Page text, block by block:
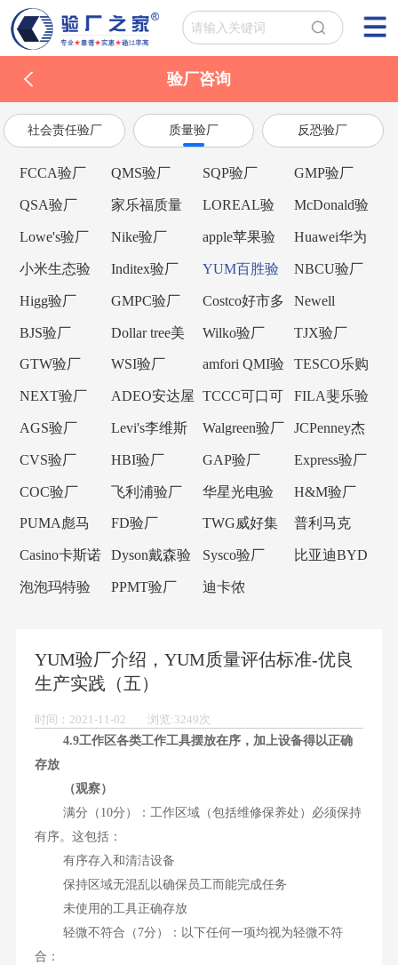
验厂咨询
社会责任验厂 质量验厂 反恐验厂
FCCA验厂 QMS验厂 SQP验厂 GMP验厂
QSA验厂
家乐福质量
验厂
LOREAL验
厂
McDonald验
厂
Lowe's验厂 Nike验厂
apple苹果验
厂
Huawei华为
验厂
小米生态验
厂
Inditex验厂
YUM百胜验
厂
NBCU验厂
Higg验厂 GMPC验厂
Costco好市多
验厂
Newell
Brands纽威验
厂
BJS验厂
Dollar tree美
元树验厂
Wilko验厂 TJX验厂
GTW验厂 WSI验厂
amfori QMI验
厂
TESCO乐购
验厂
NEXT验厂
ADEO安达屋
验厂
TCCC可口可
乐验厂
FILA斐乐验
厂
AGS验厂
Levi's李维斯
验厂
Walgreen验厂
JCPenney杰
西潘尼验厂
CVS验厂 HBI验厂 GAP验厂 Express验厂
COC验厂 飞利浦验厂
华星光电验
厂
H&M验厂
PUMA彪马
验厂
FD验厂
TWG威好集
团验厂
普利马克
Primark验厂
Casino卡斯诺
验厂
Dyson戴森验
厂
Sysco验厂
比亚迪BYD
泡泡玛特验
PPMT验厂
迪卡侬
YUM验厂介绍，YUM质量评估标准-优良
生产实践（五）
时间：2021-11-02 浏览:3249次
4.9工作区各类工作工具摆放在序，加上设备得以正确
存放
（观察）
满分（10分）：工作区域（包括维修保养处）必须保持
有序。这包括：
有序存入和清洁设备
保持区域无混乱以确保员工而能完成任务
未使用的工具正确存放
轻微不符合（7分）：以下任何一项均视为轻微不符
合：